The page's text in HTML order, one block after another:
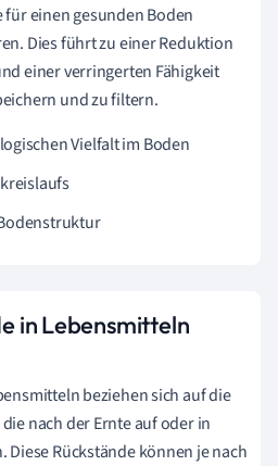
einen gesunden Boden
Dies führt zu einer Reduktion
einer verringerten Fähigkeit
und zu filtern.
Vielfalt im Boden
in Lebensmitteln
beziehen sich auf die
nach der Ernte auf oder in
Rückstände können je nach